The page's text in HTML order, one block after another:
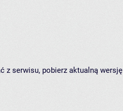
z serwisu, pobierz aktualną wersję